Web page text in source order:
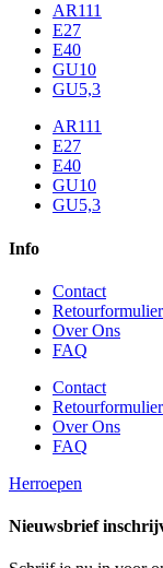
AR111
E27
E40
GU10
GU5,3
AR111
E27
E40
GU10
GU5,3
Info
Contact
Retourformulier
Over Ons
FAQ
Contact
Retourformulier
Over Ons
FAQ
Herroepen
Nieuwsbrief